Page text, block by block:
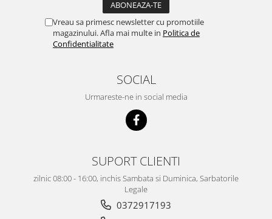
Vreau sa primesc newsletter cu promotiile
magazinului. Afla mai multe in Politica de
Confidentialitate
SOCIAL
Urmareste-ne in social media
SUPORT CLIENTI
zilnic 08:00 - 16:00, inchis Sambata si Duminica, Sarbatorile
Legale
0372917193